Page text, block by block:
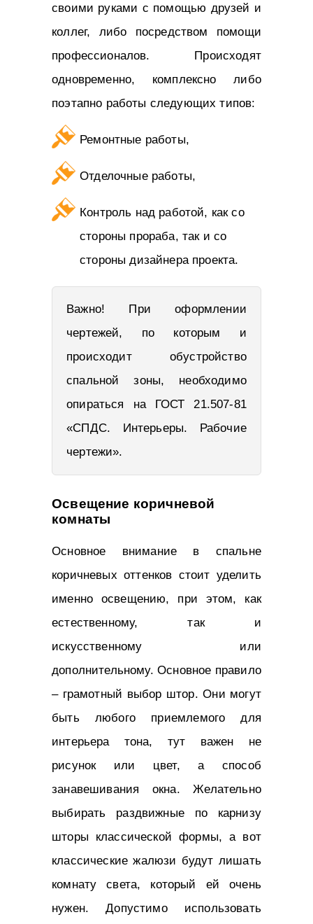
своими руками с помощью друзей и
коллег, либо посредством помощи
профессионалов. Происходят
одновременно, комплексно либо
поэтапно работы следующих типов:
Ремонтные работы,
Отделочные работы,
Контроль над работой, как со
стороны прораба, так и со
стороны дизайнера проекта.
Важно! При оформлении
чертежей, по которым и
происходит обустройство
спальной зоны, необходимо
опираться на ГОСТ 21.507-81
«СПДС. Интерьеры. Рабочие
чертежи».
Освещение коричневой
комнаты
Основное внимание в спальне
коричневых оттенков стоит уделить
именно освещению, при этом, как
естественному, так и
искусственному или
дополнительному. Основное правило
– грамотный выбор штор. Они могут
быть любого приемлемого для
интерьера тона, тут важен не
рисунок или цвет, а способ
занавешивания окна. Желательно
выбирать раздвижные по карнизу
шторы классической формы, а вот
классические жалюзи будут лишать
комнату света, который ей очень
нужен. Допустимо использовать